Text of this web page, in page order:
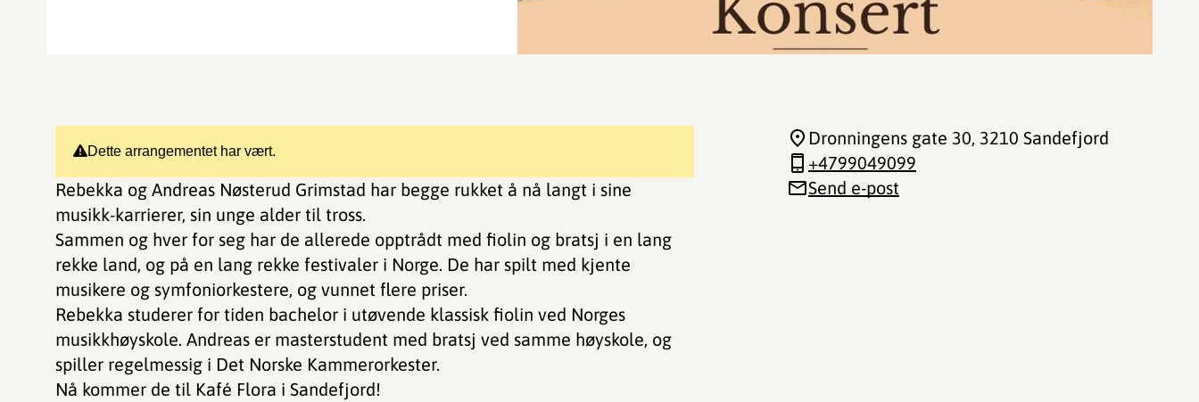
Dette arrangementet har vært.
Rebekka og Andreas Nøsterud Grimstad har begge rukket å nå langt i sine
musikk-karrierer, sin unge alder til tross.
Sammen og hver for seg har de allerede opptrådt med fiolin og bratsj i en lang
rekke land, og på en lang rekke festivaler i Norge. De har spilt med kjente
musikere og symfoniorkestere, og vunnet flere priser.
Rebekka studerer for tiden bachelor i utøvende klassisk fiolin ved Norges
musikkhøyskole. Andreas er masterstudent med bratsj ved samme høyskole, og
spiller regelmessig i Det Norske Kammerorkester.
Nå kommer de til Kafé Flora i Sandefjord!
Dronningens gate 30, 3210 Sandefjord
+4799049099
Send e-post